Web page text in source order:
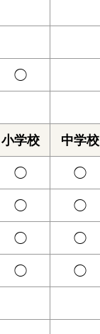
◯
小学校 中学校
◯ ◯
◯ ◯
◯ ◯
◯ ◯